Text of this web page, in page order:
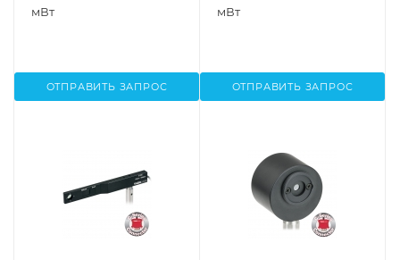
мВт
ОТПРАВИТЬ ЗАПРОС
мВт
ОТПРАВИТЬ ЗАПРОС